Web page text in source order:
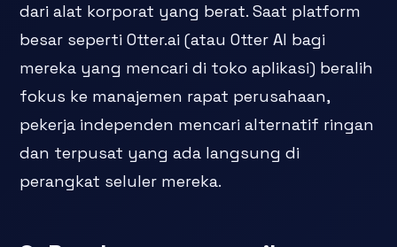
dari alat korporat yang berat. Saat platform
besar seperti Otter.ai (atau Otter AI bagi
mereka yang mencari di toko aplikasi) beralih
fokus ke manajemen rapat perusahaan,
pekerja independen mencari alternatif ringan
dan terpusat yang ada langsung di
perangkat seluler mereka.